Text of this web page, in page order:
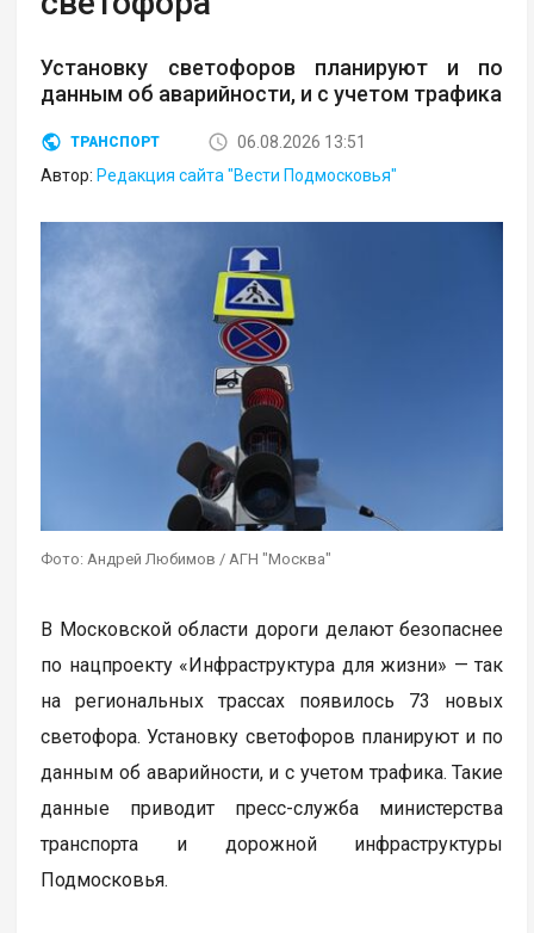
Установку светофоров планируют и по
данным об аварийности, и с учетом трафика
ТРАНСПОРТ
06.08.2026 13:51
Автор: Редакция сайта "Вести Подмосковья"
Фото: Андрей Любимов / АГН "Москва"
В Московской области дороги делают безопаснее
по нацпроекту «Инфраструктура для жизни» — так
на региональных трассах появилось 73 новых
светофора. Установку светофоров планируют и по
данным об аварийности, и с учетом трафика. Такие
данные приводит пресс-служба министерства
транспорта и дорожной инфраструктуры
Подмосковья.